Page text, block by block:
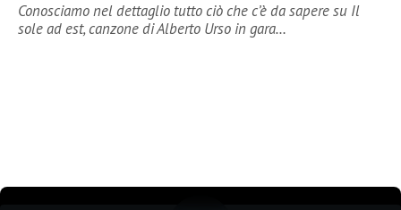
Conosciamo nel dettaglio tutto ciò che c’è da sapere su Il
sole ad est, canzone di Alberto Urso in gara…